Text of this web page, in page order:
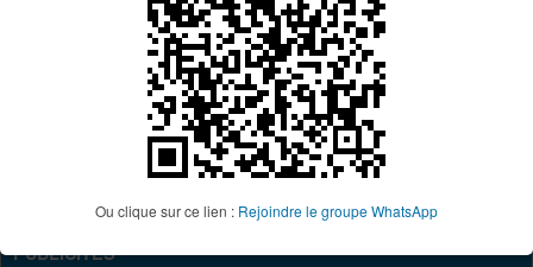
Ou clique sur ce lien : Rejoindre le groupe WhatsApp
ne pouvez pasinsérer de pièces jointes dans ce forum
Page Facebook Vtt34
Page Youtube Vtt34
PUBLICITÉS